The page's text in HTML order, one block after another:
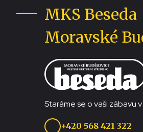
MKS Beseda
Moravské
Staráme se o vaši zábavu
+420 568 421 322